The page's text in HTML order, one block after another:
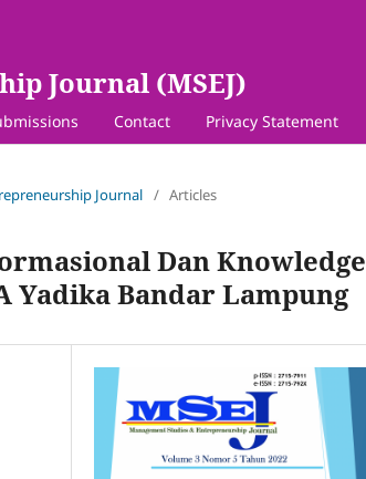
Journal (MSEJ)
Contact Privacy Statement
Journal / Articles
Dan Knowledge
Yadika Bandar Lampung